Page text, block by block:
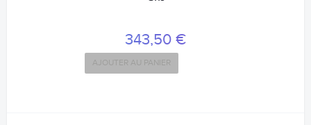
343,50 €
AJOUTER AU PANIER